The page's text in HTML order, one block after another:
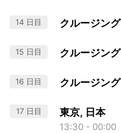
14 日目 クルージング
15 日目 クルージング
16 日目 クルージング
17 日目 東京, 日本
13:30 - 00:00